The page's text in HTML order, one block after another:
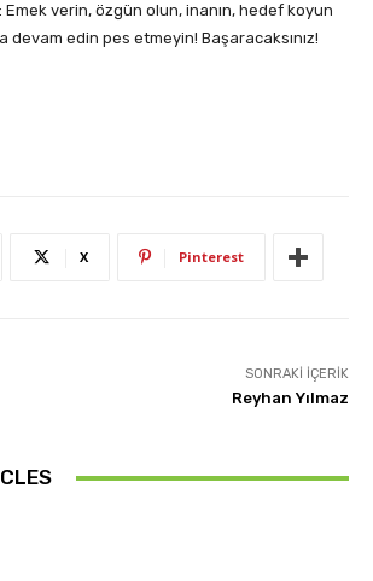
verin, özgün olun, inanın, hedef koyun
devam edin pes etmeyin! Başaracaksınız!
X Pinterest
SONRAKI İÇERIK
Reyhan Yılmaz